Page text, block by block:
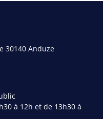
30140 Anduze
à 12h et de 13h30 à